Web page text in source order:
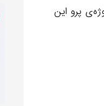
پرو این